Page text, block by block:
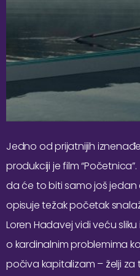
Jedno od prijatnijih
produkciji je film
da će to biti samo još jedan
opisuje težak početak
Loren Hadavej vidi veću
o kardinalnim problemima
počiva kapitalizam – želji za